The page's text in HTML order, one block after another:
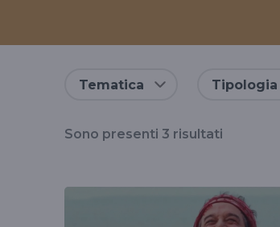
tag
Tematica Tipologia
Sono presenti 3 risultati